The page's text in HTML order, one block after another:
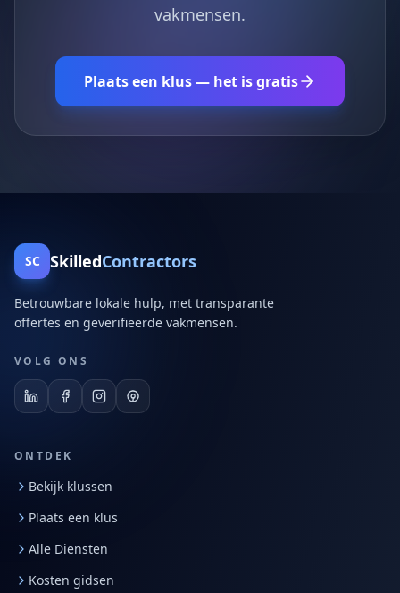
vakmensen.
Plaats een klus — het is gratis
SC SkilledContractors
Betrouwbare lokale hulp, met transparante
offertes en geverifieerde vakmensen.
VOLG ONS
ONTDEK
Bekijk klussen
Plaats een klus
Alle Diensten
Kosten gidsen